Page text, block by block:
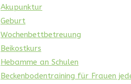
Akupunktur
Geburt
Wochenbettbetreuung
Beikostkurs
Hebamme an Schulen
Beckenbodentraining für Frauen